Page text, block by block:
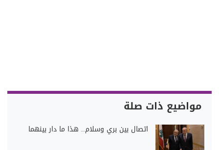
مواضيع ذات صلة
اتصال بين بري وسلام.. هذا ما دار بينهما